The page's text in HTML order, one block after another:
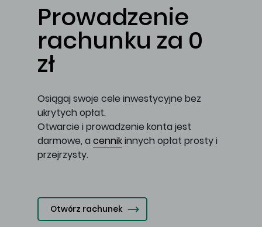
Prowadzenie
rachunku za 0
zł
Osiągaj swoje cele inwestycyjne bez
ukrytych opłat.
Otwarcie i prowadzenie konta jest
darmowe, a cennikinnych opłat prosty i
przejrzysty.
Otwórz rachunek